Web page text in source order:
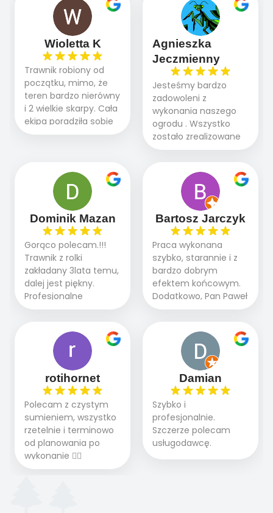
Wioletta K
Trawnik robiony od
początku, mimo, że
teren bardzo nierówny
i 2 wielkie skarpy. Cała
ekipa poradziła sobie
WSPANIALE od
panowie wiedzą co
robią. Wszystko poszło
sprawnie i szybko.
Doradztwo w
pielęgnacji trawnika
teraz i na późniejszym
etapie jest dużym
plusem. Teraz razem
z dzieckiem i małym
pieskiem cieszymy się
pięknym trawnikiem :)
A trawa robi efekt
Agnieszka
Jeczmienny
Jesteśmy bardzo
zadowoleni z
wykonania naszego
ogrodu . Wszystko
zostało zrealizowane
fachowo, rzetelnie i
oczekiwaniami. Prace
przebiegały sprawnie
dzięki temu,że firma
działa kompleksowo :
ogrodnictwo,nawodnienie,
brukarstwo.Efekt
końcowy przerósł
nasze oczekiwania.
Polecamy tę firmę
wszystkim , którzy
marzą o pięknym
Dominik Mazan
Gorąco polecam.!!!
Trawnik z rolki
zakładany 3lata temu,
dalej jest piękny.
Profesjonalne
podejście do pracy,
2 zlecenia na rolkę.
Polecam.
Bartosz Jarczyk
Praca wykonana
szybko, starannie i z
bardzo dobrym
efektem końcowym.
Dodatkowo, Pan Paweł
chętnie udziela porad
rotihornet
Polecam z czystym
sumieniem, wszystko
rzetelnie i terminowo
od planowania po
wykonanie 👍🏻
Damian
Szybko i
profesjonalnie.
Szczerze polecam
usługodawcę.